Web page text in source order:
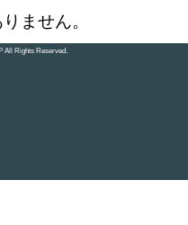
ません。
All Rights Reserved.